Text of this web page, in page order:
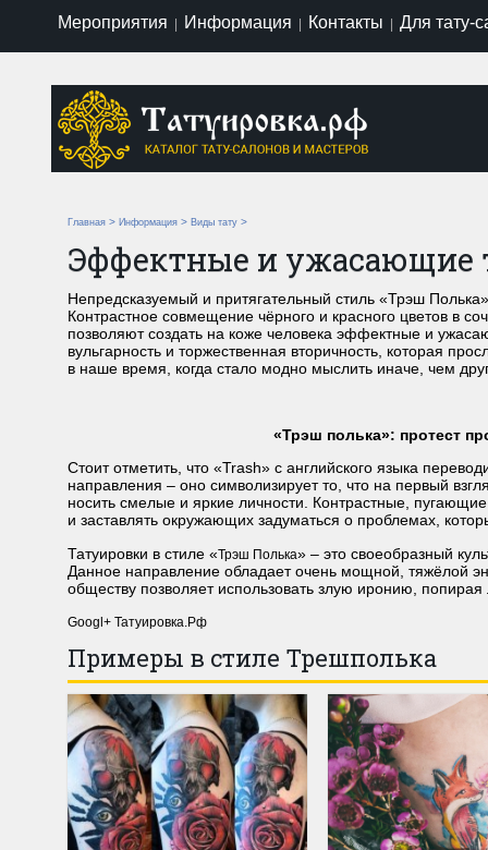
Мероприятия Информация Контакты Для тату-
Главная > Информация > Виды тату >
Эффектные и ужасающие
Непредсказуемый и притягательный стиль «Трэш
Контрастное совмещение чёрного и красного цветов в
позволяют создать на коже человека эффектные и
вульгарность и торжественная вторичность, которая
в наше время, когда стало модно мыслить иначе, чем
«Трэш полька»: протест
Стоит отметить, что «Trash» с английского языка
направления – оно символизирует то, что на первый
носить смелые и яркие личности. Контрастные,
и заставлять окружающих задуматься о проблемах,
Татуировки в стиле «Трэш Полька» – это своеобразный
Данное направление обладает очень мощной, тяжёлой
обществу позволяет использовать злую иронию,
Googl+ Татуировка.Рф
Примеры в стиле Трешполька